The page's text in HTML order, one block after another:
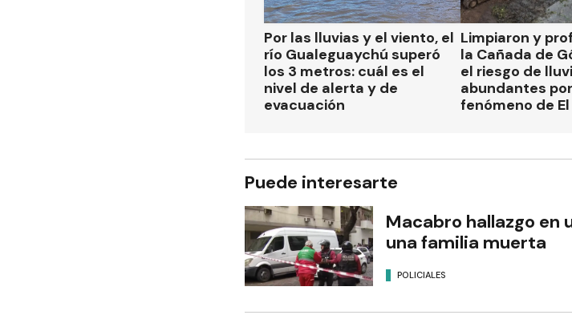
Por las lluvias y el viento, el
río Gualeguaychú superó
los 3 metros: cuál es el
nivel de alerta y de
evacuación
Limpiaron y
la Cañada de
el riesgo de
abundantes
fenómeno de El
Puede interesarte
Macabro hallazgo
una familia muerta
POLICIALES